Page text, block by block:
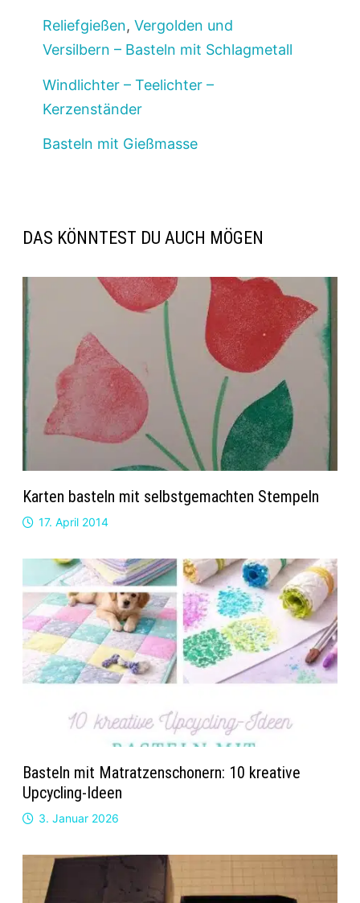
Reliefgießen, Vergolden und
Versilbern – Basteln mit Schlagmetall
Windlichter – Teelichter –
Kerzenständer
Basteln mit Gießmasse
DAS KÖNNTEST DU AUCH MÖGEN
Karten basteln mit selbstgemachten Stempeln
17. April 2014
Basteln mit Matratzenschonern: 10 kreative
Upcycling-Ideen
3. Januar 2026